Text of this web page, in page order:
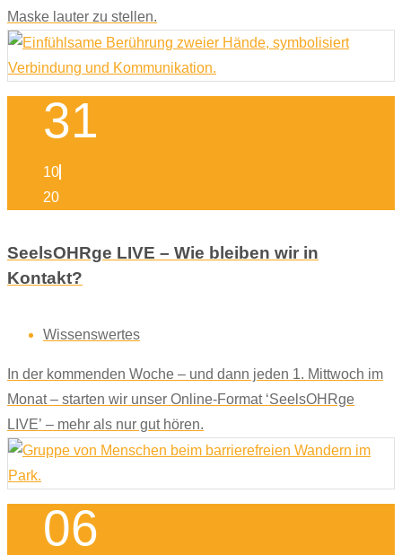
Maske lauter zu stellen.
31
10
20
SeelsOHRge LIVE – Wie bleiben wir in
Kontakt?
Wissenswertes
In der kommenden Woche – und dann jeden 1. Mittwoch im
Monat – starten wir unser Online-Format ‘SeelsOHRge
LIVE’ – mehr als nur gut hören.
06